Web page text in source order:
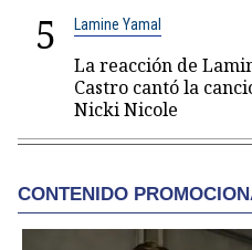
5 Lamine Yamal
La reacción de
Castro cantó la
Nicki Nicole